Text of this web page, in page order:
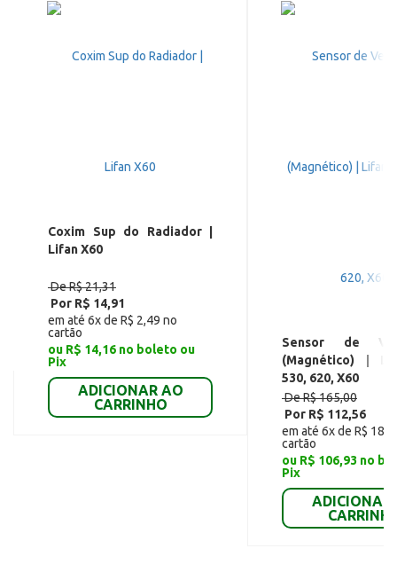
Coxim Sup do Radiador |
Lifan X60
De R$ 21,31
Por R$ 14,91
em até 6x de R$ 2,49 no
cartão
ou R$ 14,16 no boleto ou
Pix
ADICIONAR AO
CARRINHO
Sensor de
(Magnético) |
530, 620, X60
De R$ 165,00
Por R$ 112,56
em até 6x de R$
cartão
ou R$ 106,93 no
Pix
ADICIONAR